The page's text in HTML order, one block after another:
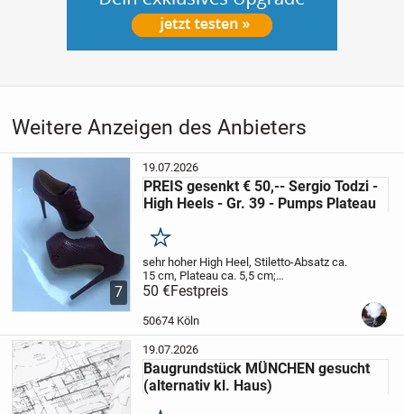
Weitere Anzeigen des Anbieters
7
19.07.2026
PREIS gesenkt € 50,-- Sergio Todzi -
High Heels - Gr. 39 - Pumps Plateau
Merken
sehr hoher High Heel, Stiletto-Absatz ca.
15 cm, Plateau ca. 5,5 cm;
Schlangen-/Reptiloptik; braun/leicht
violett; neuer Zustand (wurden für einen
Dekozweck einmal verwendet).
50 €Festpreis
50674 Köln
19.07.2026
Baugrundstück MÜNCHEN gesucht
(alternativ kl. Haus)